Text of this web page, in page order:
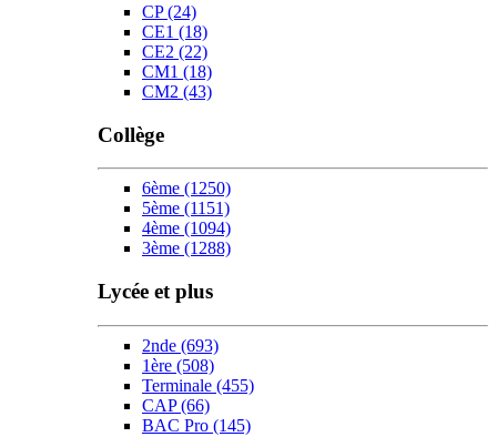
CP(24)
CE1 (18)
CE2 (22)
CM1 (18)
CM2 (43)
Collège
6ème (1250)
5ème (1151)
4ème (1094)
3ème (1288)
Lycée et plus
2nde (693)
1ère (508)
Terminale (455)
CAP(66)
BAC Pro (145)